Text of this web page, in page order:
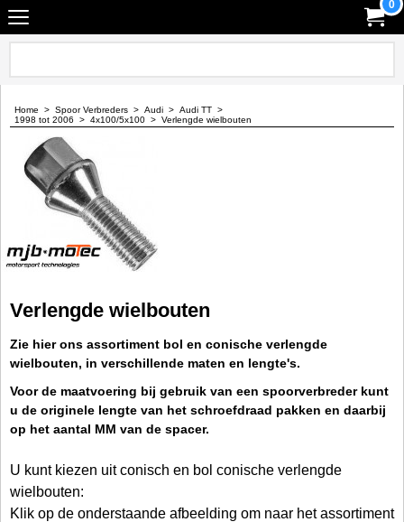
0
Home > Spoor Verbreders > Audi > Audi TT >
1998 tot 2006 > 4x100/5x100 > Verlengde wielbouten
Verlengde wielbouten
Zie hier ons assortiment bol en conische verlengde
wielbouten, in verschillende maten en lengte's.
Voor de maatvoering bij gebruik van een spoorverbreder kunt
u de originele lengte van het schroefdraad pakken en daarbij
op het aantal MM van de spacer.
U kunt kiezen uit conisch en bol conische verlengde
wielbouten:
Klik op de onderstaande afbeelding om naar het assortiment